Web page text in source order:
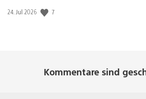
Veröffentlichungsdatum:
24. Jul 2026 7
Kommentare sind